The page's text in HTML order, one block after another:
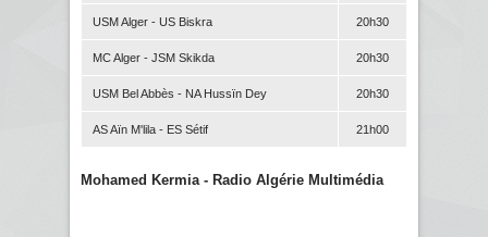
USM Alger - US Biskra 20h30
MC Alger - JSM Skikda 20h30
USM Bel Abbès - NA Hussïn Dey 20h30
AS Aïn M'lila - ES Sétif 21h00
Mohamed Kermia - Radio Algérie Multimédia